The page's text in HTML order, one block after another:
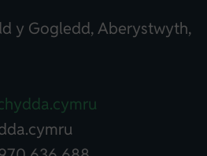
y Gogledd, Aberystwyth,